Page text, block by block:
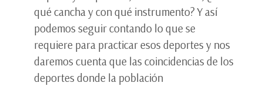
qué cancha y con qué instrumento? Y así
podemos seguir contando lo que se
requiere para practicar esos deportes y nos
daremos cuenta que las coincidencias de los
deportes donde la población